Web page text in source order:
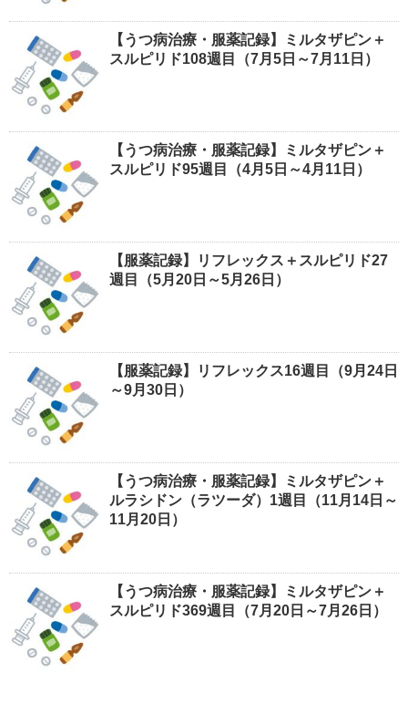
【うつ病治療・服薬記録】ミルタザピン＋
スルピリド108週目（7月5日～7月11日）
【うつ病治療・服薬記録】ミルタザピン＋
スルピリド95週目（4月5日～4月11日）
【服薬記録】リフレックス＋スルピリド27
週目（5月20日～5月26日）
【服薬記録】リフレックス16週目（9月24日
～9月30日）
【うつ病治療・服薬記録】ミルタザピン＋
ルラシドン（ラツーダ）1週目（11月14日～
11月20日）
【うつ病治療・服薬記録】ミルタザピン＋
スルピリド369週目（7月20日～7月26日）